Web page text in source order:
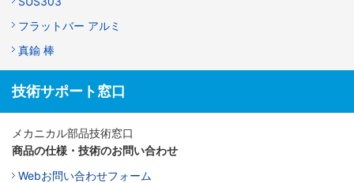
フラットバー アルミ
真鍮 棒
技術サポート窓口
メカニカル部品技術窓口
商品の仕様・技術のお問い合わせ
Webお問い合わせフォーム